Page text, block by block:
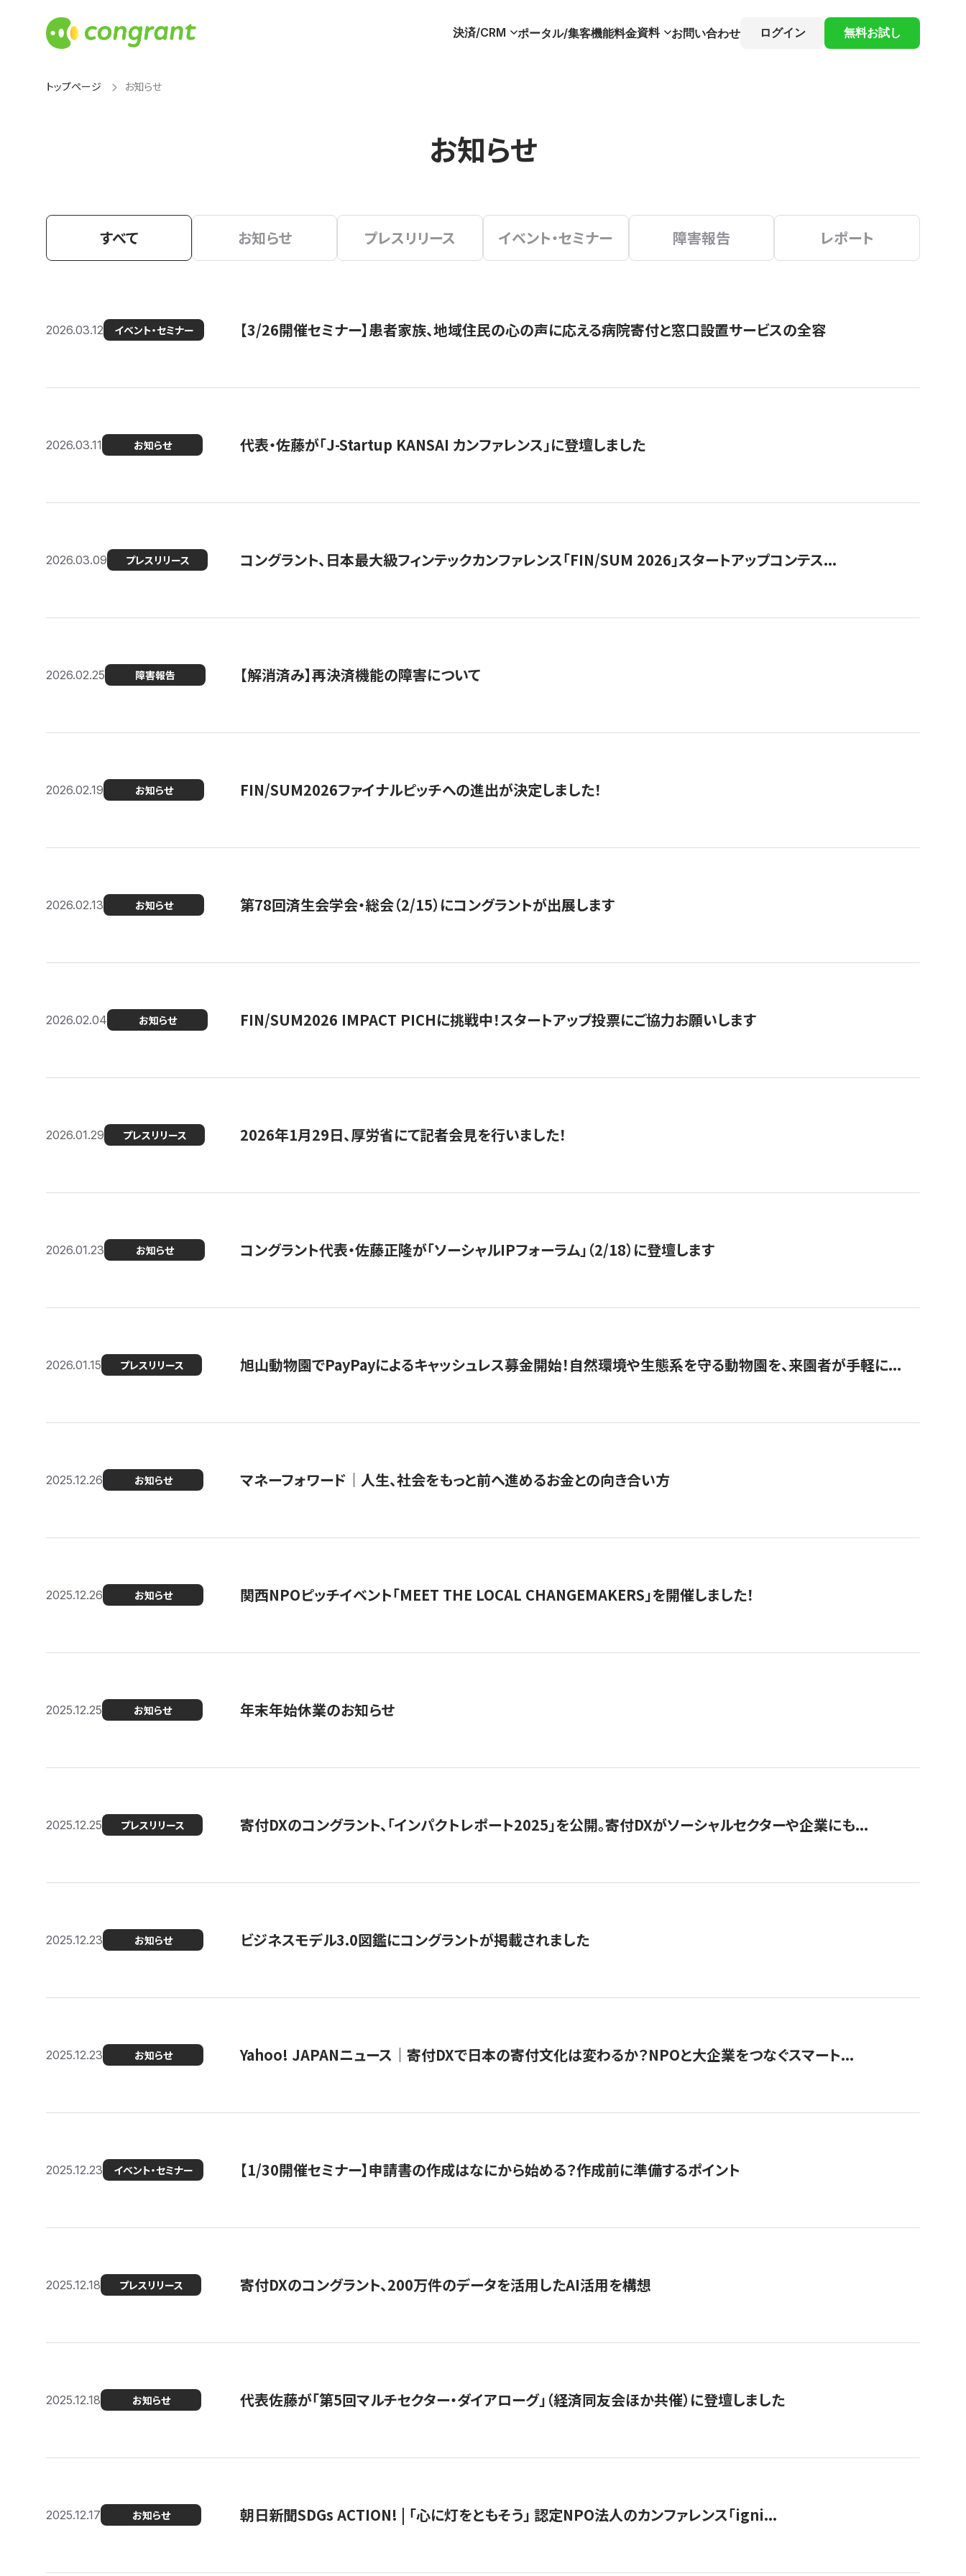
決済/CRM ポータル/集客機能料金資料 お問い合わせ ログイン 無料お試し
トップページ お知らせ
お知らせ
すべて お知らせ プレスリリース イベント・セミナー 障害報告 レポート
2026.03.12 イベント・セミナー 【3/26開催セミナー】患者家族、地域住民の心の声に応える病院寄付と窓口設置サービスの全容
2026.03.11 お知らせ 代表・佐藤が「J-Startup KANSAI カンファレンス」に登壇しました
2026.03.09 プレスリリース コングラント、日本最大級フィンテックカンファレンス「FIN/SUM 2026」スタートアップコンテス...
2026.02.25 障害報告 【解消済み】再決済機能の障害について
2026.02.19 お知らせ FIN/SUM2026ファイナルピッチへの進出が決定しました！
2026.02.13 お知らせ 第78回済生会学会・総会（2/15）にコングラントが出展します
2026.02.04 お知らせ FIN/SUM2026 IMPACT PICHに挑戦中！スタートアップ投票にご協力お願いします
2026.01.29 プレスリリース 2026年1月29日、厚労省にて記者会見を行いました！
2026.01.23 お知らせ コングラント代表・佐藤正隆が「ソーシャルIPフォーラム」（2/18）に登壇します
2026.01.15 プレスリリース 旭山動物園でPayPayによるキャッシュレス募金開始！自然環境や生態系を守る動物園を、来園者が手軽に...
2025.12.26 お知らせ マネーフォワード｜人生、社会をもっと前へ進めるお金との向き合い方
2025.12.26 お知らせ 関西NPOピッチイベント「MEET THE LOCAL CHANGEMAKERS」を開催しました！
2025.12.25 お知らせ 年末年始休業のお知らせ
2025.12.25 プレスリリース 寄付DXのコングラント、「インパクトレポート2025」を公開。寄付DXがソーシャルセクターや企業にも...
2025.12.23 お知らせ ビジネスモデル3.0図鑑にコングラントが掲載されました
2025.12.23 お知らせ Yahoo! JAPANニュース｜寄付DXで日本の寄付文化は変わるか？NPOと大企業をつなぐスマート...
2025.12.23 イベント・セミナー 【1/30開催セミナー】申請書の作成はなにから始める？作成前に準備するポイント
2025.12.18 プレスリリース 寄付DXのコングラント、200万件のデータを活用したAI活用を構想
2025.12.18 お知らせ 代表佐藤が「第5回マルチセクター・ダイアローグ」（経済同友会ほか共催）に登壇しました
2025.12.17 お知らせ 朝日新聞SDGs ACTION! | 「心に灯をともそう」 認定NPO法人のカンファレンス「igni...